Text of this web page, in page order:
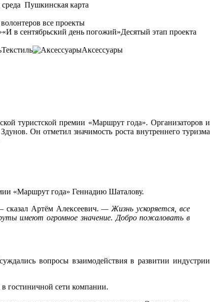
Пушкинская карта
все проекты
«И в сентябрьский день погожий»Десятый этап проекта
Текстиль Аксессуары
туристской премии «Маршрут года». Организаторов и
Он отметил значимость роста внутреннего туризма
«Маршрут года» Геннадию Шаталову.
сказал Артём Алексеевич. — Жизнь ускоряется, все
имеют огромное значение. Добро пожаловать в
вопросы взаимодействия в развитии индустрии
гостиничной сети компании.